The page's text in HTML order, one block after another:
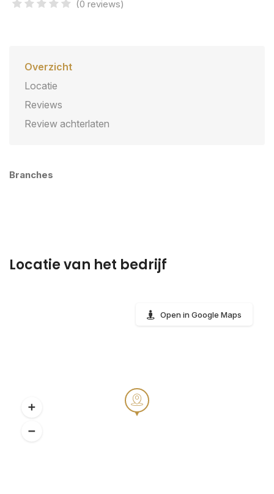
(0 reviews)
Overzicht
Locatie
Reviews
Review achterlaten
Branches
Locatie van het bedrijf
Open in Google Maps